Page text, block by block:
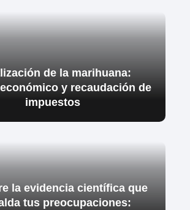
de la marihuana:
y recaudación de
impuestos
la evidencia científica que
tus preocupaciones: